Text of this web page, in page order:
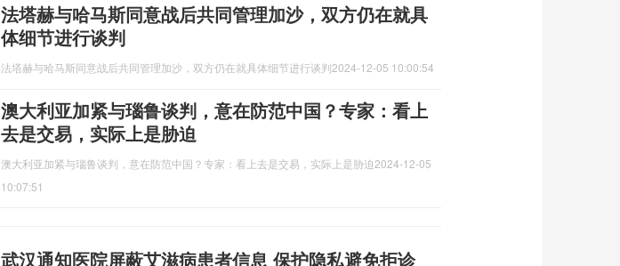
法塔赫与哈马斯同意战后共同管理加沙，双方仍在就具
体细节进行谈判
法塔赫与哈马斯同意战后共同管理加沙，双方仍在就具体细节进行谈判2024-12-05 10:00:54
澳大利亚加紧与瑙鲁谈判，意在防范中国？专家：看上
去是交易，实际上是胁迫
澳大利亚加紧与瑙鲁谈判，意在防范中国？专家：看上去是交易，实际上是胁迫2024-12-05
10:07:51
武汉通知医院屏蔽艾滋病患者信息 保护隐私避免拒诊